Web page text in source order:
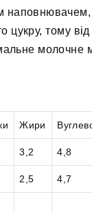
цукру, тому від
молочне
Жири
3,2 4,8
2,5 4,7